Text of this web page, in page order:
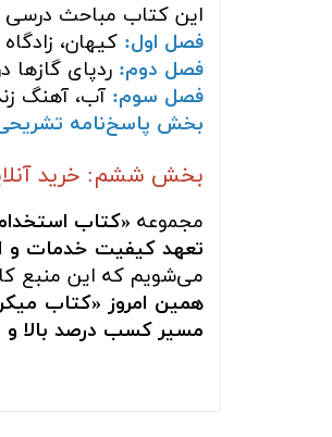
این کتاب مباحث
فصل اول: کیهان،
فصل دوم: ردپای گازها
فصل سوم: آب، آهنگ
بخش پاسخ‌نامه
بخش ششم: خرید
مجموعه «کتاب
تعهد کیفیت خدمات و
می‌شویم که این منبع
همین امروز «کتاب
مسیر کسب درصد بالا و